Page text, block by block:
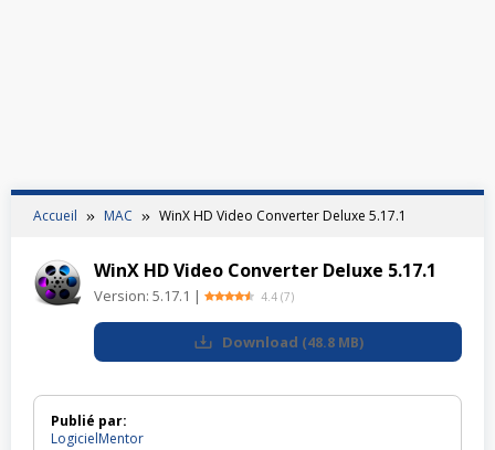
Accueil MAC WinX HD Video Converter Deluxe 5.17.1
WinX HD Video Converter Deluxe 5.17.1
Version: 5.17.1 | 4.4 (7)
Download (48.8 MB)
Publié par:
LogicielMentor